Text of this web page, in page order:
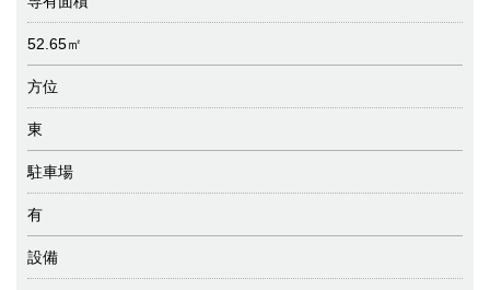
52.65㎡
方位
東
駐車場
有
設備